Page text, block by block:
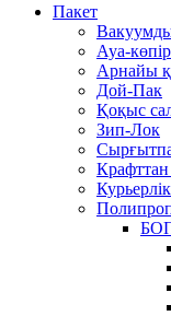
Пакет
Ауа-
Арнайы
Дой-Пак
Қоқыс
Зип-Лок
Крафттан